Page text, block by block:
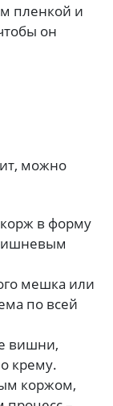
пленкой и
он
можно
в форму
мешка или
по всей
вишни,
крему.
коржом,